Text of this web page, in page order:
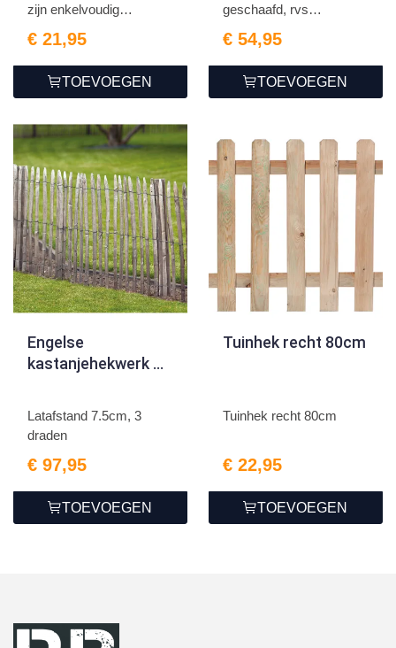
zijn enkelvoudig
€ 21,95
TOEVOEGEN
geschaafd, rvs
€ 54,95
TOEVOEGEN
Engelse
kastanjehekwerk op
Latafstand 7.5cm, 3
draden
€ 97,95
TOEVOEGEN
Tuinhek recht 80cm
Tuinhek recht 80cm
€ 22,95
TOEVOEGEN